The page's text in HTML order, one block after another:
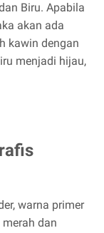
Biru. Apabila
akan ada
kawin dengan
menjadi hijau,
warna primer
dan